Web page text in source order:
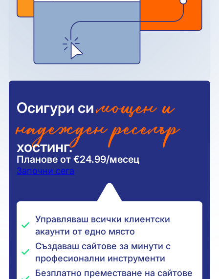
Осигури симощен и
надежден реселър
хостинг.
Планове от €24.99/месец
Започни сега
Управляваш всички клиентски
акаунти от едно място
Създаваш сайтове за минути с
професионални инструменти
Безплатно преместване на сайтове